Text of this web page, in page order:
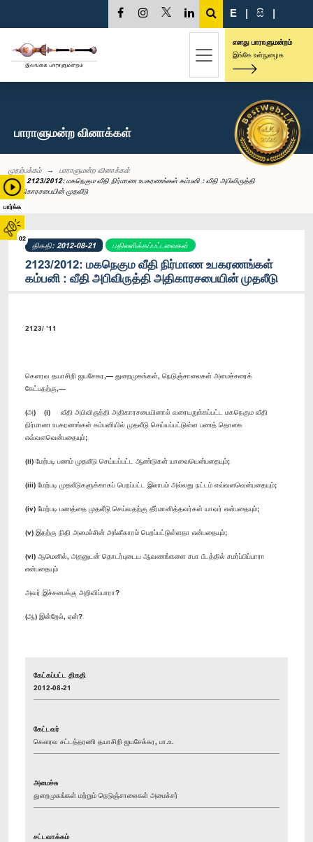
பார்க்க
02
E | සි |
எனது பாராளுமன்றம்
இங்கே உள்நுழைக
பாராளுமன்ற வினாக்கள்
முதற்பக்கம்
பாராளுமன்ற வினாக்கள்
2123/2012: மகநெகும வீதி நிர்மாண உபகரணங்கள் கம்பனி : வீதி அபிவிருத்தி
அதிகாரசபையின் முதலீடு
திகதி: 2012-08-21 பதிலளிக்கப்பட்டவைகள்
2123/2012: மகநெகும வீதி நிர்மாண உபகரணங்கள்
கம்பனி : வீதி அபிவிருத்தி அதிகாரசபையின் முதலீடு
2123/ ’11
கெளரவ தயாசிறி ஜயசேகர,— துறைமுகங்கள், நெடுஞ்சாலைகள் அமைச்சரைக்
கேட்பதற்கு,—
(அ) (i) வீதி அபிவிருத்தி அதிகாரசபையினால் வரையறுக்கப்பட்ட மகநெகும வீதி
நிர்மாண உபகரணங்கள் கம்பனியில் முதலீடு செய்யப்பட்டுள்ள பணத் தொகை
எவ்வளவென்பதையும்;
(ii) மேற்படி பணம் முதலீடு செய்யப்பட்ட ஆண்டுகள் யாவையென்பதையும்;
(iii) மேற்படி முதலீடுகளுக்காகப் பெறப்பட்ட இலாபம் அல்லது நட்டம் எவ்வளவென்பதையும்;
(iv) மேற்படி பணத்தை முதலீடு செய்வதற்கு தீர்மானித்தவர்கள் யாவர் என்பதையும்;
(v) இதற்கு நிதி அமைச்சின் அங்கீகாரம் பெறப்பட்டுள்ளதா என்பதையும்;
(vi) ஆமெனில், அதனுடன் தொடர்புடைய ஆவணங்களை சபா பீடத்தில் சமர்ப்பிப்பாரா
என்பதையும்
அவர் இச்சபைக்கு அறிவிப்பாரா?
(ஆ) இன்றேல், ஏன்?
கேட்கப்பட்ட திகதி
2012-08-21
கேட்டவர்
கௌரவ சட்டத்தரணி தயாசிறி ஜயசேக்கர, பா.உ.
அமைச்சு
துறைமுகங்கள் மற்றும் நெடுஞ்சாலைகள் அமைச்சர்
சட்டவாக்கம்